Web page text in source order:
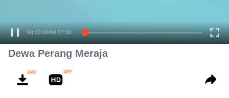
00:00:00/00:07:38
Dewa Perang Meraja